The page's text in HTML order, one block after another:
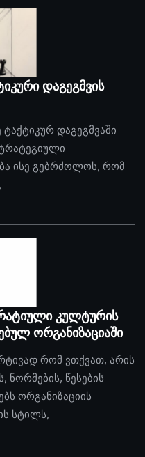
დაგეგმვის
დაგეგმვაში
ისე გებრძოლოს, რომ
კულტურის
ორგანიზაციაში
რომ ვთქვათ, არის
ნორმების, წესების
ორგანიზაციის
სტილს,